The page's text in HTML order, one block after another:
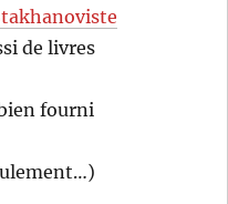
de livres
fourni